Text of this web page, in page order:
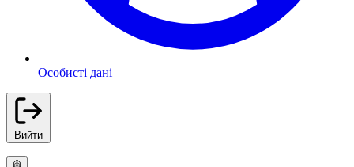
Особисті дані
Вийти